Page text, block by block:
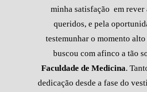
minha satisfação em rever
queridos, e pela
testemunhar o momento alto
buscou com afinco a tão
Faculdade de Medicina.
dedicação desde a fase do